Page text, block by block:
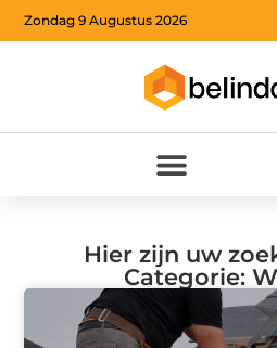
Zondag 9 Augustus 2026
Hier zijn uw
Categorie: